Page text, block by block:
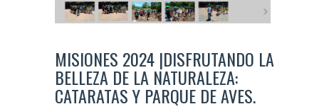
MISIONES 2024 |DISFRUTANDO LA
BELLEZA DE LA NATURALEZA:
CATARATAS Y PARQUE DE AVES.